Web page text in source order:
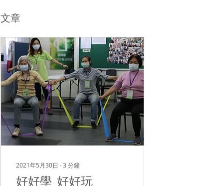
文章
2021年5月30日 ∙3 分鐘
好好學 好好玩